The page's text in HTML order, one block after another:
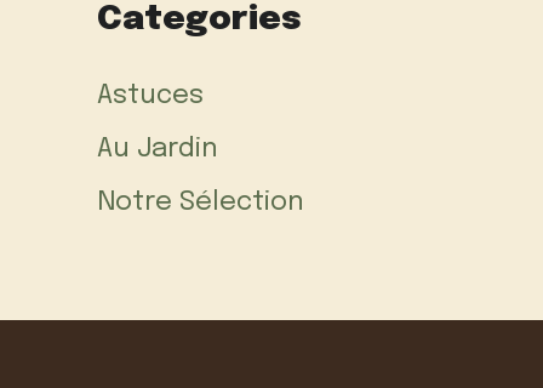
Categories
Astuces
Au Jardin
Notre Sélection